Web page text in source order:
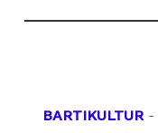
BARTIKULTUR-